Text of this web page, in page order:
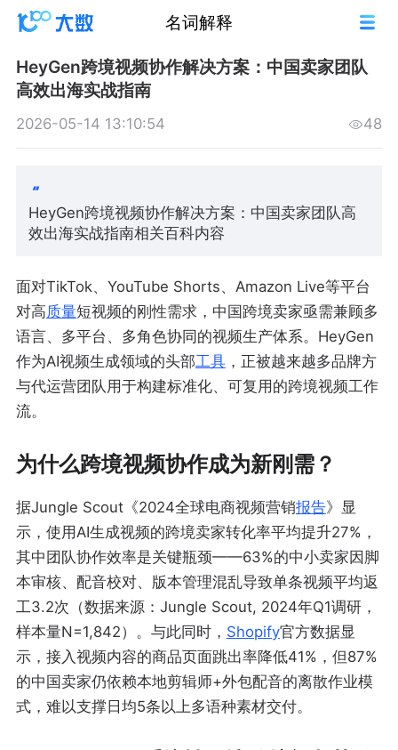
名词解释
HeyGen跨境视频协作解决方案：中国卖家团队
高效出海实战指南
2026-05-14 13:10:54 48
HeyGen跨境视频协作解决方案：中国卖家团队高
效出海实战指南相关百科内容
面对TikTok、YouTube Shorts、Amazon Live等平台
对高质量短视频的刚性需求，中国跨境卖家亟需兼顾多
语言、多平台、多角色协同的视频生产体系。HeyGen
作为AI视频生成领域的头部工具，正被越来越多品牌方
与代运营团队用于构建标准化、可复用的跨境视频工作
流。
为什么跨境视频协作成为新刚需？
据Jungle Scout《2024全球电商视频营销报告》显
示，使用AI生成视频的跨境卖家转化率平均提升27%，
其中团队协作效率是关键瓶颈——63%的中小卖家因脚
本审核、配音校对、版本管理混乱导致单条视频平均返
工3.2次（数据来源：Jungle Scout, 2024年Q1调研，
样本量N=1,842）。与此同时， Shopify官方数据显
示，接入视频内容的商品页面跳出率降低41%，但87%
的中国卖家仍依赖本地剪辑师+外包配音的离散作业模
式，难以支撑日均5条以上多语种素材交付。